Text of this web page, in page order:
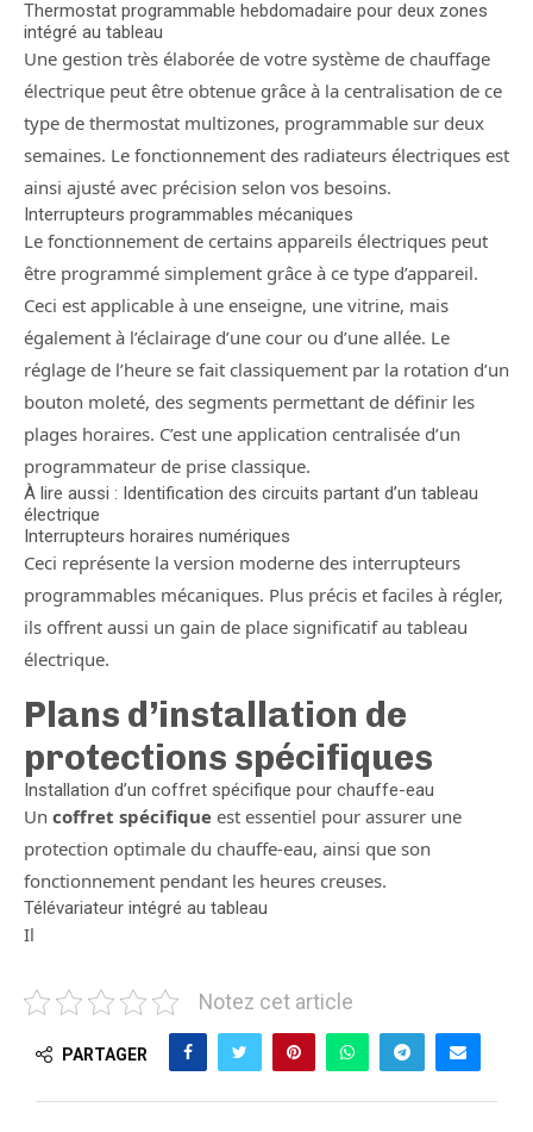
Thermostat programmable hebdomadaire pour deux zones
intégré au tableau
Une gestion très élaborée de votre système de chauffage
électrique peut être obtenue grâce à la centralisation de ce
type de thermostat multizones, programmable sur deux
semaines. Le fonctionnement des radiateurs électriques est
ainsi ajusté avec précision selon vos besoins.
Interrupteurs programmables mécaniques
Le fonctionnement de certains appareils électriques peut
être programmé simplement grâce à ce type d’appareil.
Ceci est applicable à une enseigne, une vitrine, mais
également à l’éclairage d’une cour ou d’une allée. Le
réglage de l’heure se fait classiquement par la rotation d’un
bouton moleté, des segments permettant de définir les
plages horaires. C’est une application centralisée d’un
programmateur de prise classique.
À lire aussi : Identification des circuits partant d’un tableau
électrique
Interrupteurs horaires numériques
Ceci représente la version moderne des interrupteurs
programmables mécaniques. Plus précis et faciles à régler,
ils offrent aussi un gain de place significatif au tableau
électrique.
Plans d’installation de
protections spécifiques
Installation d’un coffret spécifique pour chauffe-eau
Un coffret spécifique est essentiel pour assurer une
protection optimale du chauffe-eau, ainsi que son
fonctionnement pendant les heures creuses.
Télévariateur intégré au tableau
Il
Notez cet article
PARTAGER